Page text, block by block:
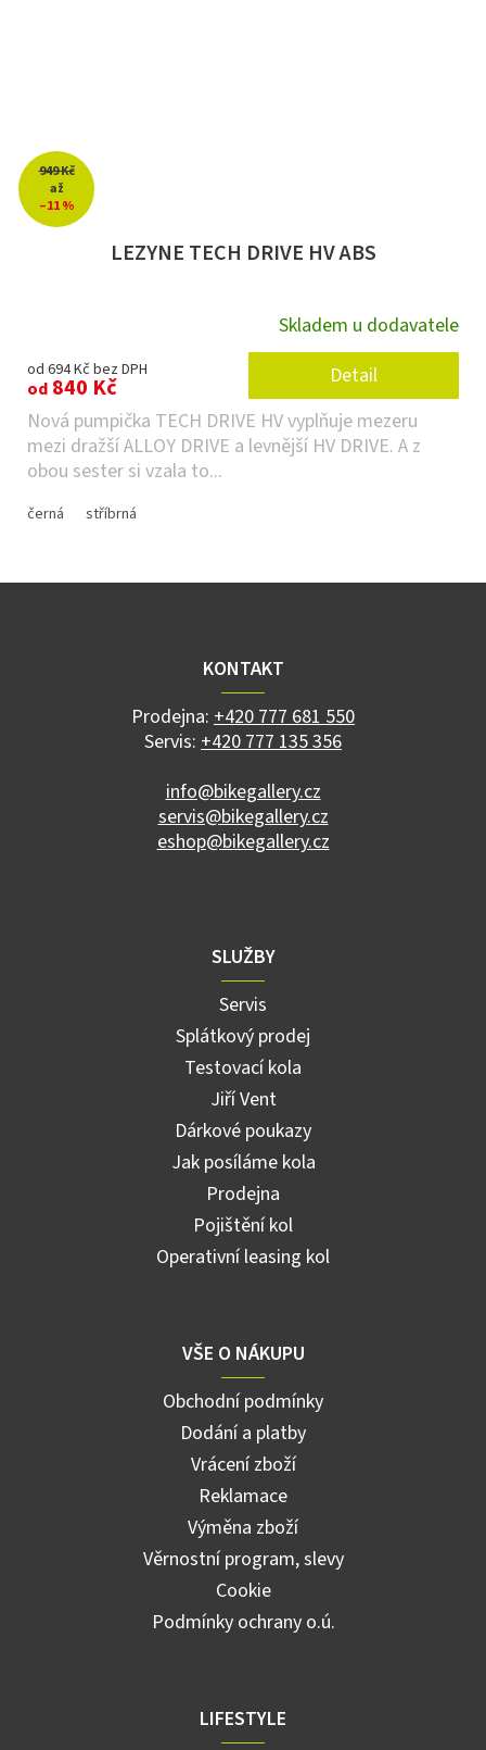
949 Kč
až
–11 %
LEZYNE TECH DRIVE HV ABS
Skladem u dodavatele
od 694 Kč bez DPH
od 840 Kč
Detail
Nová pumpička TECH DRIVE HV vyplňuje mezeru
mezi dražší ALLOY DRIVE a levnější HV DRIVE. A z
obou sester si vzala to...
černá stříbrná
KONTAKT
Prodejna: +420 777 681 550
Servis: +420 777 135 356
info@bikegallery.cz
servis@bikegallery.cz
eshop@bikegallery.cz
SLUŽBY
Servis
Splátkový prodej
Testovací kola
Jiří Vent
Dárkové poukazy
Jak posíláme kola
Prodejna
Pojištění kol
Operativní leasing kol
VŠE O NÁKUPU
Obchodní podmínky
Dodání a platby
Vrácení zboží
Reklamace
Výměna zboží
Věrnostní program, slevy
Cookie
Podmínky ochrany o.ú.
LIFESTYLE